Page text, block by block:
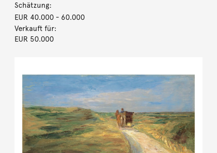
Schätzung:
EUR 40.000- 60.000
Verkauft für:
EUR 50.000